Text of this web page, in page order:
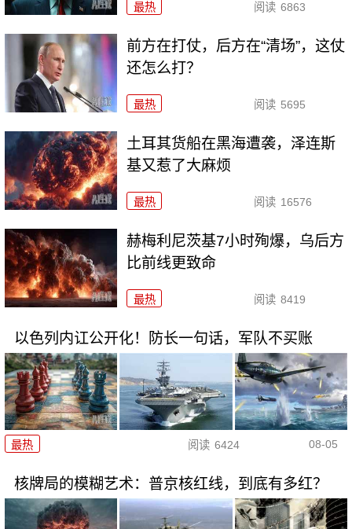
最热 阅读 6863
前方在打仗，后方在“清场”，这仗
还怎么打？
最热 阅读 5695
土耳其货船在黑海遭袭，泽连斯
基又惹了大麻烦
最热 阅读 16576
赫梅利尼茨基7小时殉爆，乌后方
比前线更致命
最热 阅读 8419
以色列内讧公开化！防长一句话，军队不买账
最热 阅读 6424 08-05
核牌局的模糊艺术：普京核红线，到底有多红？